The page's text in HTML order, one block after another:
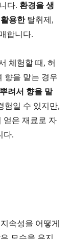
다. 환경을 생
용한탈취제,
합니다.
체험할 때, 허
향을 맡는 경우
려서 향을 맡
험일 수 있지만,
얻은 재료로 자
다.
속성을 어떻게